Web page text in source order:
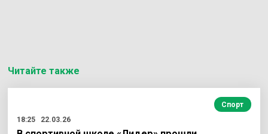
Читайте также
Спорт
18:25
22.03.26